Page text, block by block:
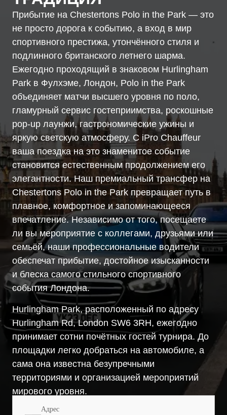
Прибытие на Chestertons Polo in the Park — это
не просто дорога к событию, а вход в мир
спортивного престижа, утончённого стиля и
подлинного британского летнего шарма.
Ежегодно проходящий в знаковом Hurlingham
Park в Фулхэме, Лондон, Polo in the Park
объединяет матчи высшего уровня по поло,
гламурный сервис гостеприимства, роскошные
pop-up лаунжи, гастрономические ужины и
яркую светскую атмосферу. С iPro Chauffeur
ваша поездка на это знаменитое событие
становится естественным продолжением его
элегантности. Наш премиальный трансфер на
Chestertons Polo in the Park превращает путь в
плавное, комфортное и запоминающееся
впечатление. Независимо от того, посещаете
ли вы мероприятие с коллегами, друзьями или
семьёй, наши профессиональные водители
обеспечат прибытие, достойное изысканности
и блеска самого стильного спортивного
события Лондона.
Hurlingham Park, расположенный по адресу
Hurlingham Rd, London SW6 3RH, ежегодно
принимает сотни почётных гостей турнира. До
площадки легко добраться на автомобиле, а
сама она известна безупречными
территориями и организацией мероприятий
мирового уровня.
Адрес